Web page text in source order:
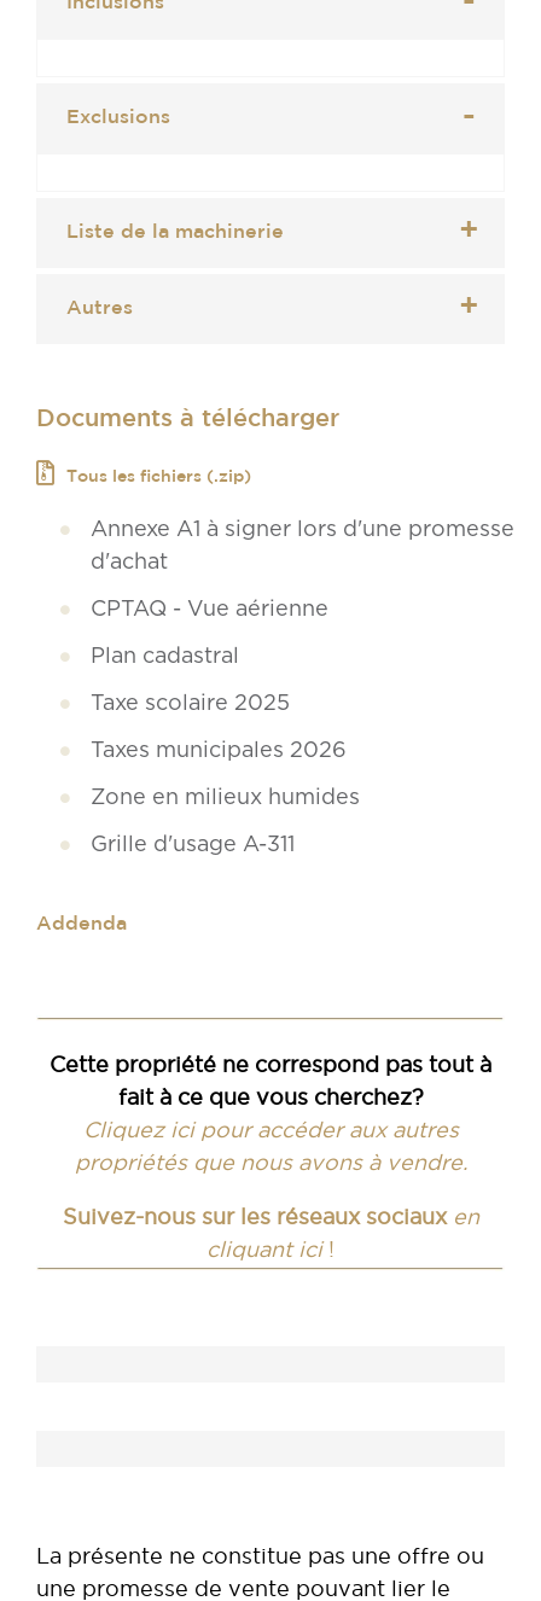
Exclusions
Liste de la machinerie
Autres
Documents à télécharger
Tous les fichiers (.zip)
Annexe A1 à signer lors d'une promesse
d'achat
CPTAQ - Vue aérienne
Plan cadastral
Taxe scolaire 2025
Taxes municipales 2026
Zone en milieux humides
Grille d'usage A-311
Addenda
Cette propriété ne correspond pas tout à
fait à ce que vous cherchez?
Cliquez ici pour accéder aux autres
propriétés que nous avons à vendre.
Suivez-nous sur les réseaux sociaux en
cliquant ici!
La présente ne constitue pas une offre ou
une promesse de vente pouvant lier le